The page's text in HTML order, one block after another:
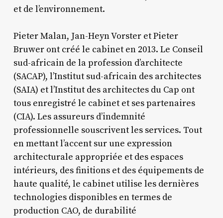
et de l’environnement.
Pieter Malan, Jan-Heyn Vorster et Pieter
Bruwer ont créé le cabinet en 2013. Le Conseil
sud-africain de la profession d’architecte
(SACAP), l’Institut sud-africain des architectes
(SAIA) et l’Institut des architectes du Cap ont
tous enregistré le cabinet et ses partenaires
(CIA). Les assureurs d’indemnité
professionnelle souscrivent les services. Tout
en mettant l’accent sur une expression
architecturale appropriée et des espaces
intérieurs, des finitions et des équipements de
haute qualité, le cabinet utilise les dernières
technologies disponibles en termes de
production CAO, de durabilité